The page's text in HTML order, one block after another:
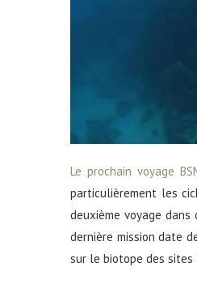
Le prochain voyage
particulièrement les
deuxième voyage
dernière mission date
sur le biotope des sites